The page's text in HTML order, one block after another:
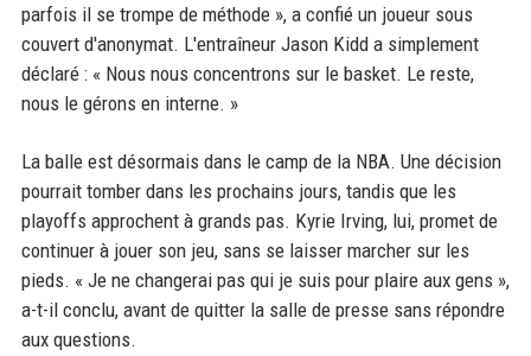
parfois il se trompe de méthode », a confié un joueur sous
couvert d'anonymat. L'entraîneur Jason Kidd a simplement
déclaré : « Nous nous concentrons sur le basket. Le reste,
nous le gérons en interne. »
La balle est désormais dans le camp de la NBA. Une décision
pourrait tomber dans les prochains jours, tandis que les
playoffs approchent à grands pas. Kyrie Irving, lui, promet de
continuer à jouer son jeu, sans se laisser marcher sur les
pieds. « Je ne changerai pas qui je suis pour plaire aux gens »,
a-t-il conclu, avant de quitter la salle de presse sans répondre
aux questions.